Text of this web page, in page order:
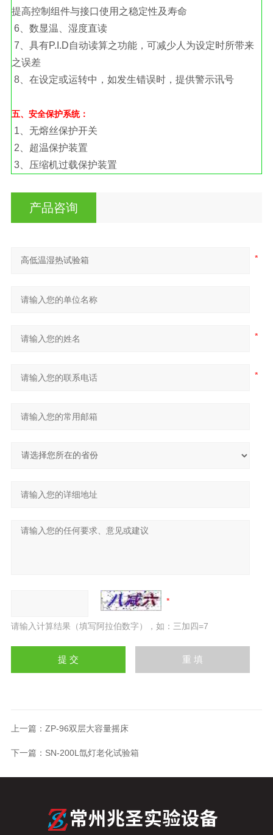
提高控制组件与接口使用之稳定性及寿命
6、数显温、湿度直读
7、具有P.I.D自动读算之功能，可减少人为设定时所带来
之误差
8、在设定或运转中，如发生错误时，提供警示讯号
五、安全保护系统：
1、无熔丝保护开关
2、超温保护装置
3、压缩机过载保护装置
产品咨询
请输入计算结果（填写阿拉伯数字），如：三加四=7
上一篇： ZP-96双层大容量摇床
下一篇： SN-200L氙灯老化试验箱